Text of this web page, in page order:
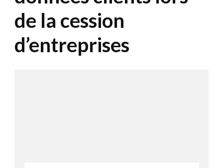
de la cession
d’entreprises